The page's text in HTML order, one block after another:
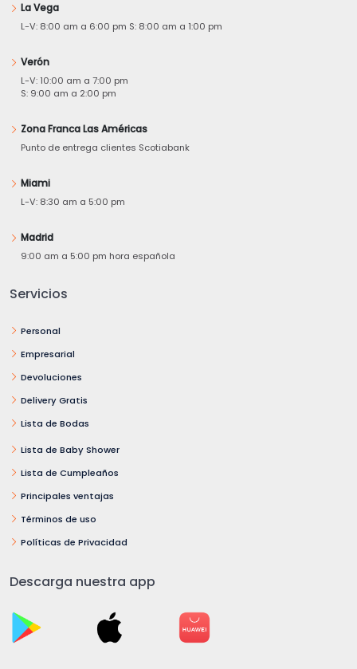
La Vega
L-V: 8:00 am a 6:00 pm S: 8:00 am a 1:00 pm
Verón
L-V: 10:00 am a 7:00 pm
S: 9:00 am a 2:00 pm
Zona Franca Las Américas
Punto de entrega clientes Scotiabank
Miami
L-V: 8:30 am a 5:00 pm
Madrid
9:00 am a 5:00 pm hora española
Servicios
Personal
Empresarial
Devoluciones
Delivery Gratis
Lista de Bodas
Lista de Baby Shower
Lista de Cumpleaños
Principales ventajas
Términos de uso
Políticas de Privacidad
Descarga nuestra app